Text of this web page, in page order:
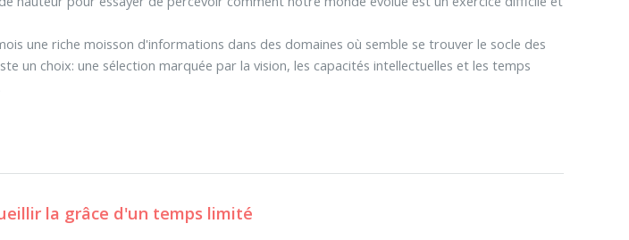
une riche moisson d'informations dans des domaines où semble se trouver le socle des
un choix: une sélection marquée par la vision, les capacités intellectuelles et les temps
la grâce d'un temps limité